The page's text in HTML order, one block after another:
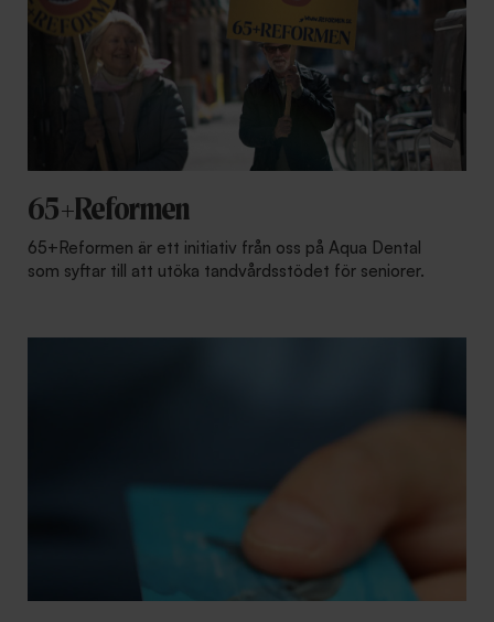
65+Reformen
65+Reformen är ett initiativ från oss på Aqua Dental
som syftar till att utöka tandvårdsstödet för seniorer.